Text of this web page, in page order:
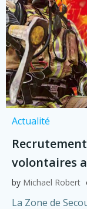
Actualité
volontaires
by Michael Robert
La Zone de